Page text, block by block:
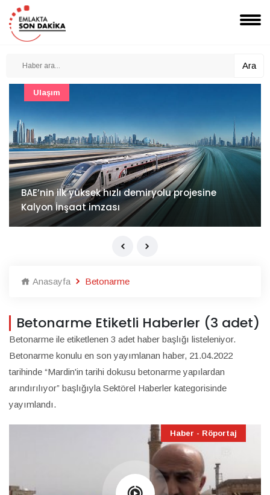
Ara
Mimarlık ve mühendislik projeleri e-PYS ile dijital
ortama taşınacak
Güncel
Anasayfa Betonarme
Betonarme Etiketli Haberler (3 adet)
Betonarme ile etiketlenen 3 adet haber başlığı listeleniyor.
Betonarme konulu en son yayımlanan haber, 21.04.2022
tarihinde “Mardin'in tarihi dokusu betonarme yapılardan
arındırılıyor” başlığıyla Sektörel Haberler kategorisinde
yayımlandı.
Haber - Röportaj